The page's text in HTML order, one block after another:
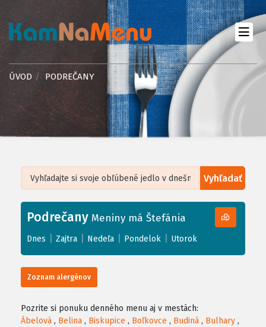
ÚVOD PODREČANY
Vyhľadať
+
−
Leaflet| ©OpenStreetMap, Tiles courtesy ofHumanitarian OpenStreetMap
Podrečany Meniny má Štefánia
Dnes Zajtra Nedeľa Pondelok Utorok
Zoznam alergénov
Pozrite si ponuku denného menu aj v mestách:
Ábelová , Belina , Biskupice , Boľkovce , Budiná , Bulhary ,